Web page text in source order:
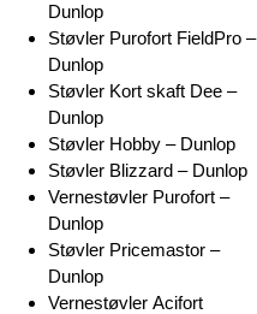
Dunlop
Støvler Purofort FieldPro –
Dunlop
Støvler Kort skaft Dee –
Dunlop
Støvler Hobby – Dunlop
Støvler Blizzard – Dunlop
Vernestøvler Purofort –
Dunlop
Støvler Pricemastor –
Dunlop
Vernestøvler Acifort